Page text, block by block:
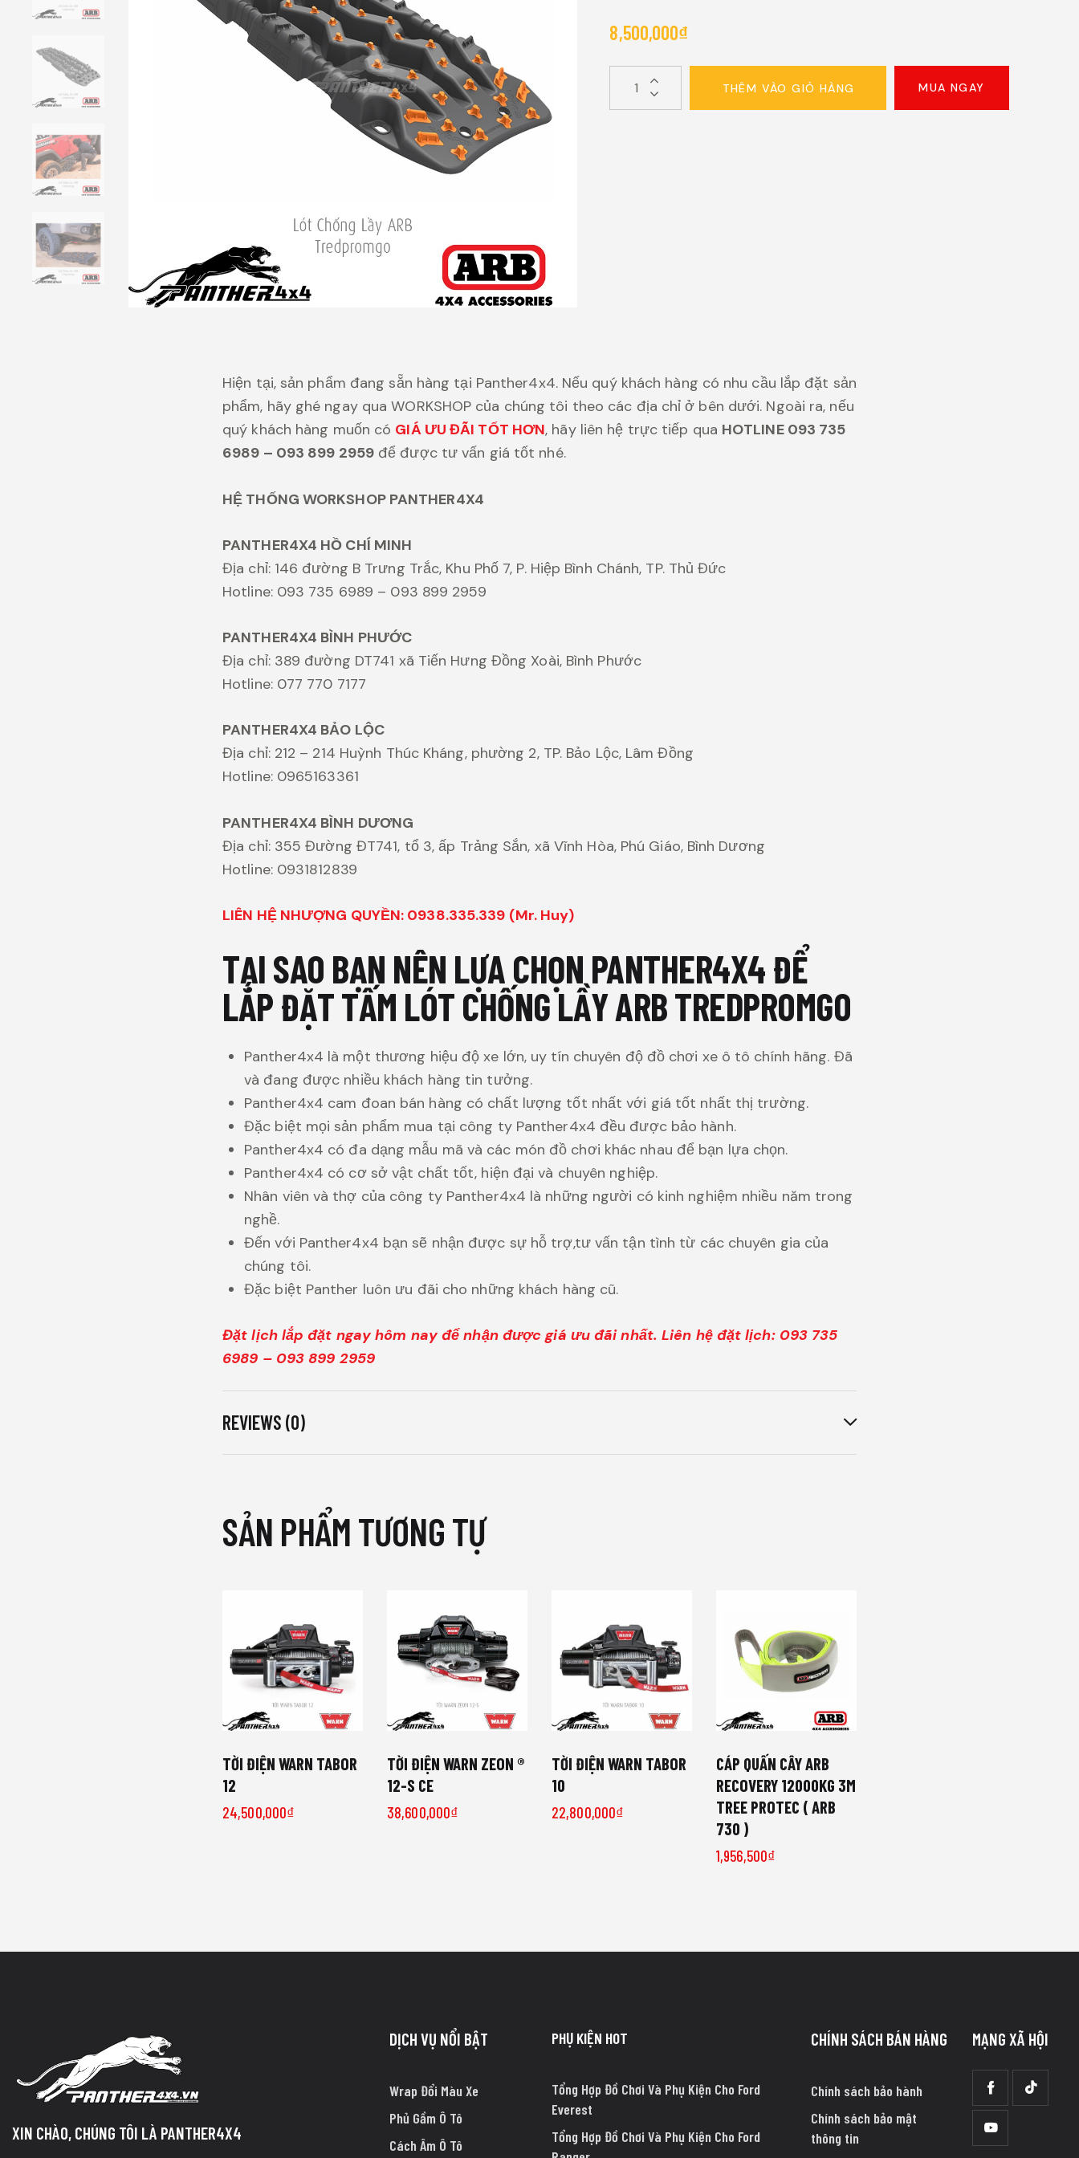
8,500,000₫
THÊM VÀO GIỎ HÀNG MUA NGAY
Hiện tại, sản phẩm đang sẵn hàng tại Panther4x4. Nếu quý khách hàng có nhu cầu lắp đặt sản
phẩm, hãy ghé ngay qua WORKSHOP của chúng tôi theo các địa chỉ ở bên dưới. Ngoài ra, nếu
quý khách hàng muốn có GIÁ ƯU ĐÃI TỐT HƠN, hãy liên hệ trực tiếp qua HOTLINE 093 735
6989 – 093 899 2959để được tư vấn giá tốt nhé.
HỆ THỐNG WORKSHOP PANTHER4X4
PANTHER4X4 HỒ CHÍ MINH
Địa chỉ: 146 đường B Trưng Trắc, Khu Phố 7, P. Hiệp Bình Chánh, TP. Thủ Đức
Hotline: 093 735 6989 – 093 899 2959
PANTHER4X4 BÌNH PHƯỚC
Địa chỉ: 389 đường DT741 xã Tiến Hưng Đồng Xoài, Bình Phước
Hotline: 077 770 7177
PANTHER4X4 BẢO LỘC
Địa chỉ: 212 – 214 Huỳnh Thúc Kháng, phường 2, TP. Bảo Lộc, Lâm Đồng
Hotline: 0965163361
PANTHER4X4 BÌNH DƯƠNG
Địa chỉ: 355 Đường ĐT741, tổ 3, ấp Trảng Sắn, xã Vĩnh Hòa, Phú Giáo, Bình Dương
Hotline: 0931812839
LIÊN HỆ NHƯỢNG QUYỀN: 0938.335.339 (Mr. Huy)
TẠI SAO BẠN NÊN LỰA CHỌN PANTHER4X4 ĐỂ
LẮP ĐẶT TẤM LÓT CHỐNG LẦY ARB TREDPROMGO
Panther4x4 là một thương hiệu độ xe lớn, uy tín chuyên độ đồ chơi xe ô tô chính hãng. Đã
và đang được nhiều khách hàng tin tưởng.
Panther4x4 cam đoan bán hàng có chất lượng tốt nhất với giá tốt nhất thị trường.
Đặc biệt mọi sản phẩm mua tại công ty Panther4x4 đều được bảo hành.
Panther4x4 có đa dạng mẫu mã và các món đồ chơi khác nhau để bạn lựa chọn.
Panther4x4 có cơ sở vật chất tốt, hiện đại và chuyên nghiệp.
Nhân viên và thợ của công ty Panther4x4 là những người có kinh nghiệm nhiều năm trong
nghề.
Đến với Panther4x4 bạn sẽ nhận được sự hỗ trợ,tư vấn tận tình từ các chuyên gia của
chúng tôi.
Đặc biệt Panther luôn ưu đãi cho những khách hàng cũ.
Đặt lịch lắp đặt ngay hôm nay để nhận được giá ưu đãi nhất. Liên hệ đặt lịch: 093 735
6989 – 093 899 2959
REVIEWS (0)
SẢN PHẨM TƯƠNG TỰ
TỜI ĐIỆN WARN TABOR
12
24,500,000₫
TỜI ĐIỆN WARN ZEON ®
12-S CE
38,600,000₫
TỜI ĐIỆN WARN TABOR
10
22,800,000₫
CÁP QUẤN CÂY ARB
RECOVERY 12000KG 3M
TREE PROTEC ( ARB
730 )
1,956,500₫
XIN CHÀO, CHÚNG TÔI LÀ PANTHER4X4
DỊCH VỤ NỔI BẬT
Wrap Đổi Màu Xe
Phủ Gầm Ô Tô
Cách Âm Ô Tô
PHỤ KIỆN HOT
Tổng Hợp Đồ Chơi Và Phụ Kiện Cho Ford
Everest
Tổng Hợp Đồ Chơi Và Phụ Kiện Cho Ford
CHÍNH SÁCH BÁN HÀNG
Chính sách bảo hành
Chính sách bảo mật
thông tin
MẠNG XÃ HỘI